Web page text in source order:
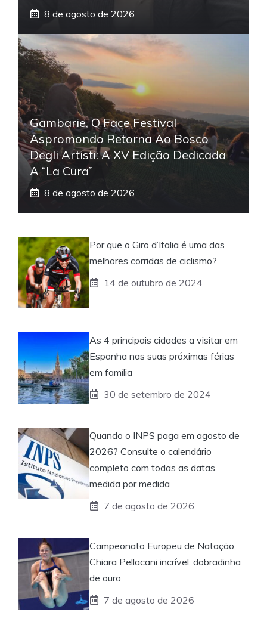
8 de agosto de 2026
Gambarie, O Face Festival
Aspromondo Retorna Ao Bosco
Degli Artisti: A XV Edição Dedicada
A “La Cura”
8 de agosto de 2026
Por que o Giro d’Italia é uma das
melhores corridas de ciclismo?
14 de outubro de 2024
As 4 principais cidades a visitar em
Espanha nas suas próximas férias
em família
30 de setembro de 2024
Quando o INPS paga em agosto de
2026? Consulte o calendário
completo com todas as datas,
medida por medida
7 de agosto de 2026
Campeonato Europeu de Natação,
Chiara Pellacani incrível: dobradinha
de ouro
7 de agosto de 2026